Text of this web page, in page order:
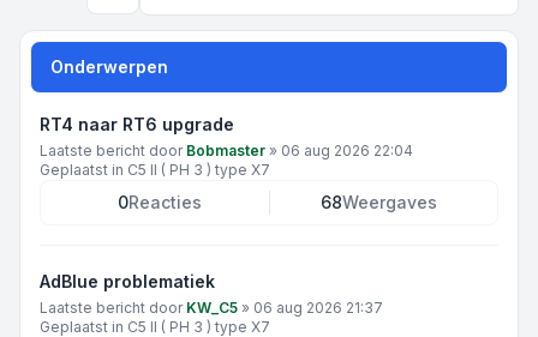
Onderwerpen
RT4 naar RT6 upgrade
Laatste bericht door Bobmaster » 06 aug 2026 22:04
Geplaatst in C5 II ( PH 3 ) type X7
0Reacties 68Weergaves
AdBlue problematiek
Laatste bericht door KW_C5 » 06 aug 2026 21:37
Geplaatst in C5 II ( PH 3 ) type X7